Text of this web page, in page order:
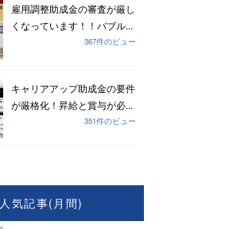
雇用調整助成金の審査が厳し
くなっています！！バブル...
367件のビュー
キャリアアップ助成金の要件
が厳格化！昇給と賞与が必...
351件のビュー
人気記事(月間)